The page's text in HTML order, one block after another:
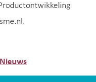
Nieuws